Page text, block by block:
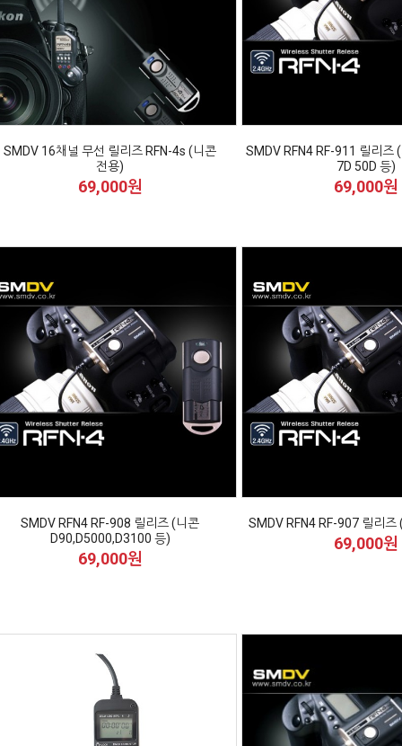
SMDV 16채널 무선 릴리즈 RFN-4s (니콘
전용)
69,000원
SMDV RFN4 RF-911 릴리즈
7D 50D 등)
69,000원
SMDV RFN4 RF-908 릴리즈 (니콘
D90,D5000,D3100 등)
69,000원
SMDV RFN4 RF-907 릴리즈
69,000원